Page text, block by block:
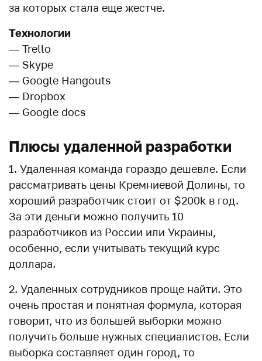
за которых стала еще жестче.
Технологии
— Trello
— Skype
— Google Hangouts
— Dropbox
— Google docs
Плюсы удаленной разработки
1. Удаленная команда гораздо дешевле. Если
рассматривать цены Кремниевой Долины, то
хороший разработчик стоит от $200k в год.
За эти деньги можно получить 10
разработчиков из России или Украины,
особенно, если учитывать текущий курс
доллара.
2. Удаленных сотрудников проще найти. Это
очень простая и понятная формула, которая
говорит, что из большей выборки можно
получить больше нужных специалистов. Если
выборка составляет один город, то